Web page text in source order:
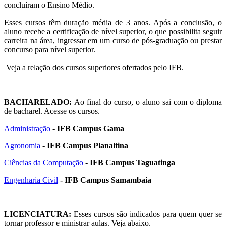
concluíram o Ensino Médio.
Esses cursos têm duração média de 3 anos. Após a conclusão, o
aluno recebe a certificação de nível superior, o que possibilita seguir
carreira na área, ingressar em um curso de pós-graduação ou prestar
concurso para nível superior.
Veja a relação dos cursos superiores ofertados pelo IFB.
BACHARELADO: Ao final do curso, o aluno sai com o diploma
de bacharel. Acesse os cursos.
Administração - IFB Campus Gama
Agronomia - IFB Campus Planaltina
Ciências da Computação - IFB Campus Taguatinga
Engenharia Civil - IFB Campus Samambaia
LICENCIATURA: Esses cursos são indicados para quem quer se
tornar professor e ministrar aulas. Veja abaixo.